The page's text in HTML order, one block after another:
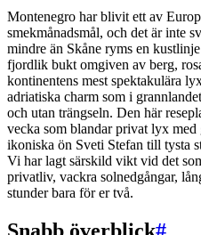
Montenegro har blivit ett av
smekmånadsmål, och det är inte
mindre än Skåne ryms en
fjordlik bukt omgiven av berg,
kontinentens mest spektakulära
adriatiska charm som i
och utan trängseln. Den här
vecka som blandar privat lyx
ikoniska ön Sveti Stefan till tysta
Vi har lagt särskild vikt vid det
privatliv, vackra solnedgångar,
stunder bara för er två.
Snabb överblick#